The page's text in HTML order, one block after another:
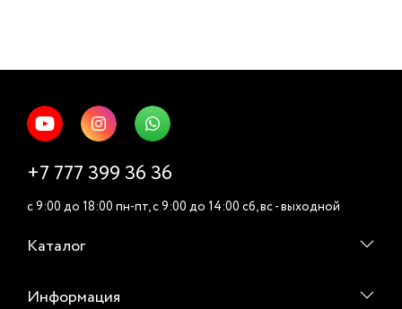
+7 777 399 36 36
c 9:00 до 18:00 пн-пт, c 9:00 до 14:00 cб, вс - выходной
Каталог
Информация